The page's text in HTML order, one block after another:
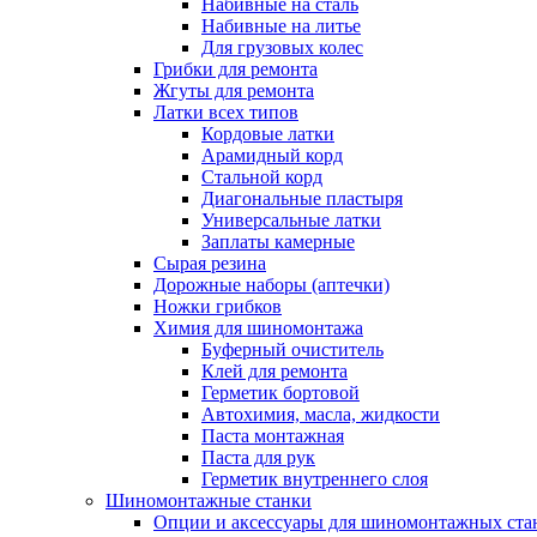
Набивные на сталь
Набивные на литье
Для грузовых колес
Грибки для ремонта
Жгуты для ремонта
Латки всех типов
Кордовые латки
Арамидный корд
Стальной корд
Диагональные пластыря
Универсальные латки
Заплаты камерные
Сырая резина
Дорожные наборы (аптечки)
Ножки грибков
Химия для шиномонтажа
Буферный очиститель
Клей для ремонта
Герметик бортовой
Автохимия, масла, жидкости
Паста монтажная
Паста для рук
Герметик внутреннего слоя
Шиномонтажные станки
Опции и аксессуары для шиномонтажных